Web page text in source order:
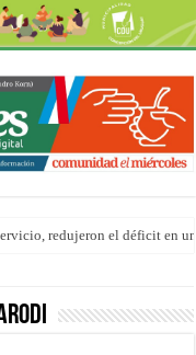
torácica en el